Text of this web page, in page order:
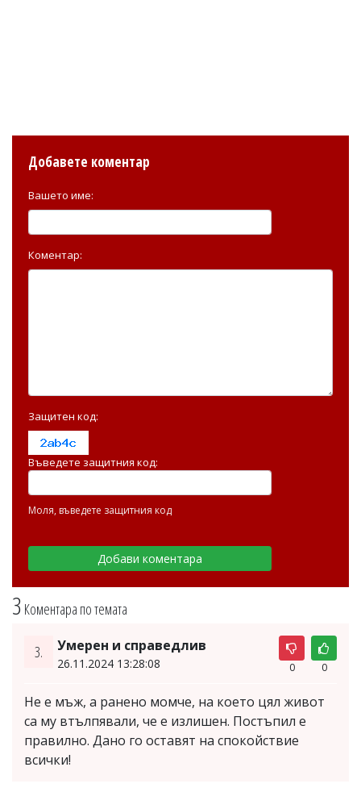
3 Коментара по темата
3. Умерен и справедлив
26.11.2024 13:28:08 0 0
Не е мъж, а ранено момче, на което цял живот
са му втълпявали, че е излишен. Постъпил е
правилно. Дано го оставят на спокойствие
всички!
Добавете коментар
Вашето име:
Коментар:
Защитен код:
Въведете защитния код:
Моля, въведете защитния код